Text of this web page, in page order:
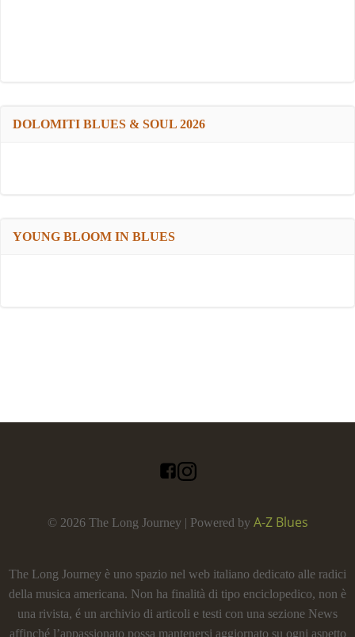
DOLOMITI BLUES & SOUL 2026
YOUNG BLOOM IN BLUES
© 2026 The Long Journey | Powered by A-Z Blues
The Long Journey è uno spazio nel web italiano dedicato alle radici
della musica americana. Non ha finalità di tipo enciclopedico, non è
una rivista, é un archivio di articoli e testi con una sezione News
affinché l’appassionato possa mantenersi aggiornato su ogni aspetto